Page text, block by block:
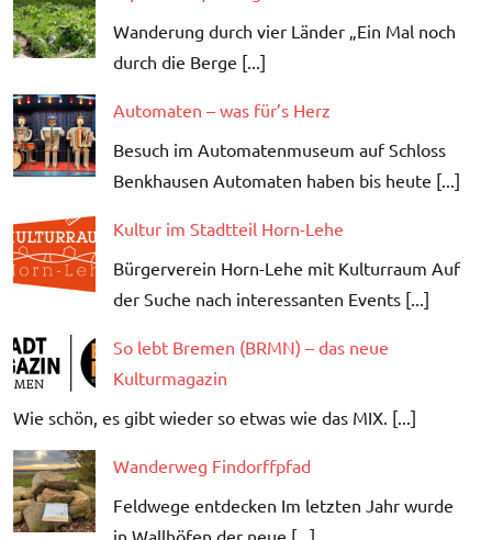
Wanderung durch vier Länder „Ein Mal noch
durch die Berge [...]
Automaten – was für’s Herz
Besuch im Automatenmuseum auf Schloss
Benkhausen Automaten haben bis heute [...]
Kultur im Stadtteil Horn-Lehe
Bürgerverein Horn-Lehe mit Kulturraum Auf
der Suche nach interessanten Events [...]
So lebt Bremen (BRMN) – das neue
Kulturmagazin
Wie schön, es gibt wieder so etwas wie das MIX. [...]
Wanderweg Findorffpfad
Feldwege entdecken Im letzten Jahr wurde
in Wallhöfen der neue [...]